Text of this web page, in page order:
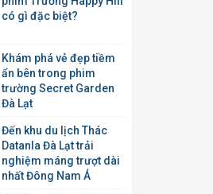
có gì đặc biệt?
Khám phá vẻ đẹp tiềm
ẩn bên trong phim
trường Secret Garden
Đà Lạt
Đến khu du lịch Thác
Datanla Đà Lạt trải
nghiệm máng trượt dài
nhất Đông Nam Á